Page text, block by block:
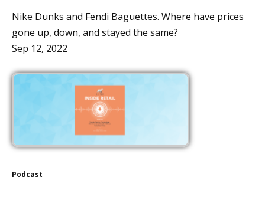
Nike Dunks and Fendi Baguettes. Where have prices
gone up, down, and stayed the same?
Sep 12, 2022
Podcast